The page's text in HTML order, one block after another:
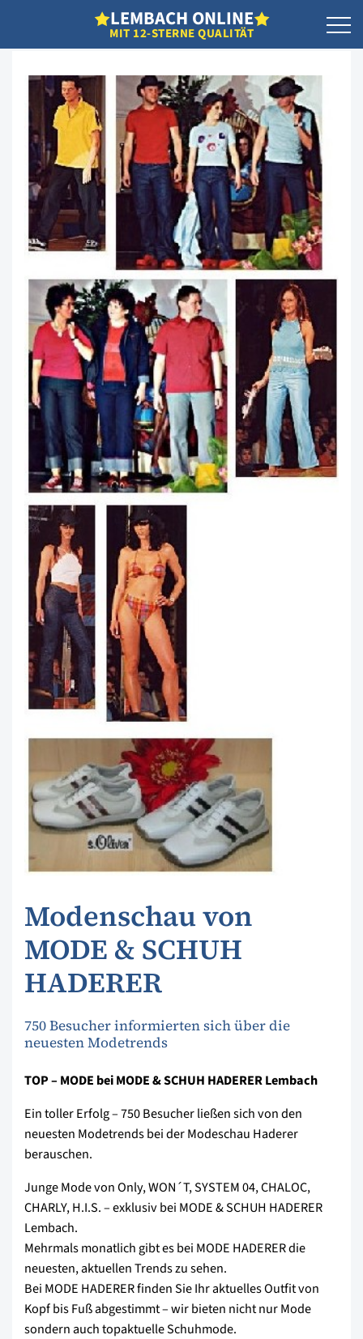
LEMBACH ONLINE
MIT 12-STERNE QUALITÄT
Modenschau von
MODE & SCHUH
HADERER
750 Besucher informierten sich über die
neuesten Modetrends
TOP – MODE bei MODE & SCHUH HADERER Lembach
Ein toller Erfolg – 750 Besucher ließen sich von den
neuesten Modetrends bei der Modeschau Haderer
berauschen.
Junge Mode von Only, WON´T, SYSTEM 04, CHALOC,
CHARLY, H.I.S. – exklusiv bei MODE & SCHUH HADERER
Lembach.
Mehrmals monatlich gibt es bei MODE HADERER die
neuesten, aktuellen Trends zu sehen.
Bei MODE HADERER finden Sie Ihr aktuelles Outfit von
Kopf bis Fuß abgestimmt – wir bieten nicht nur Mode
sondern auch topaktuelle Schuhmode.